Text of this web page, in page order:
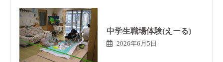
中学生職場体験(えーる)
2026年6月5日